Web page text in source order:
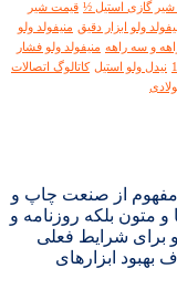
گازی استیل ½ قیمت شیر
ولو ابزار دقیق منیفولد ولو
و سه راهه منیفولد ولو فشار
نیدل ولو استیل کاتالوگ اتصالات
از صنعت چاپ و
متون بلکه روزنامه و
برای شرایط فعلی
بهبود ابزارهای